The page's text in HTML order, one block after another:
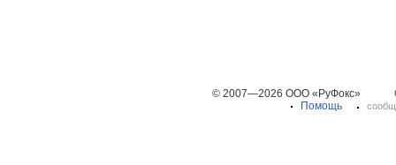
© 2007—2026 ООО «РуФокс»
Помощь